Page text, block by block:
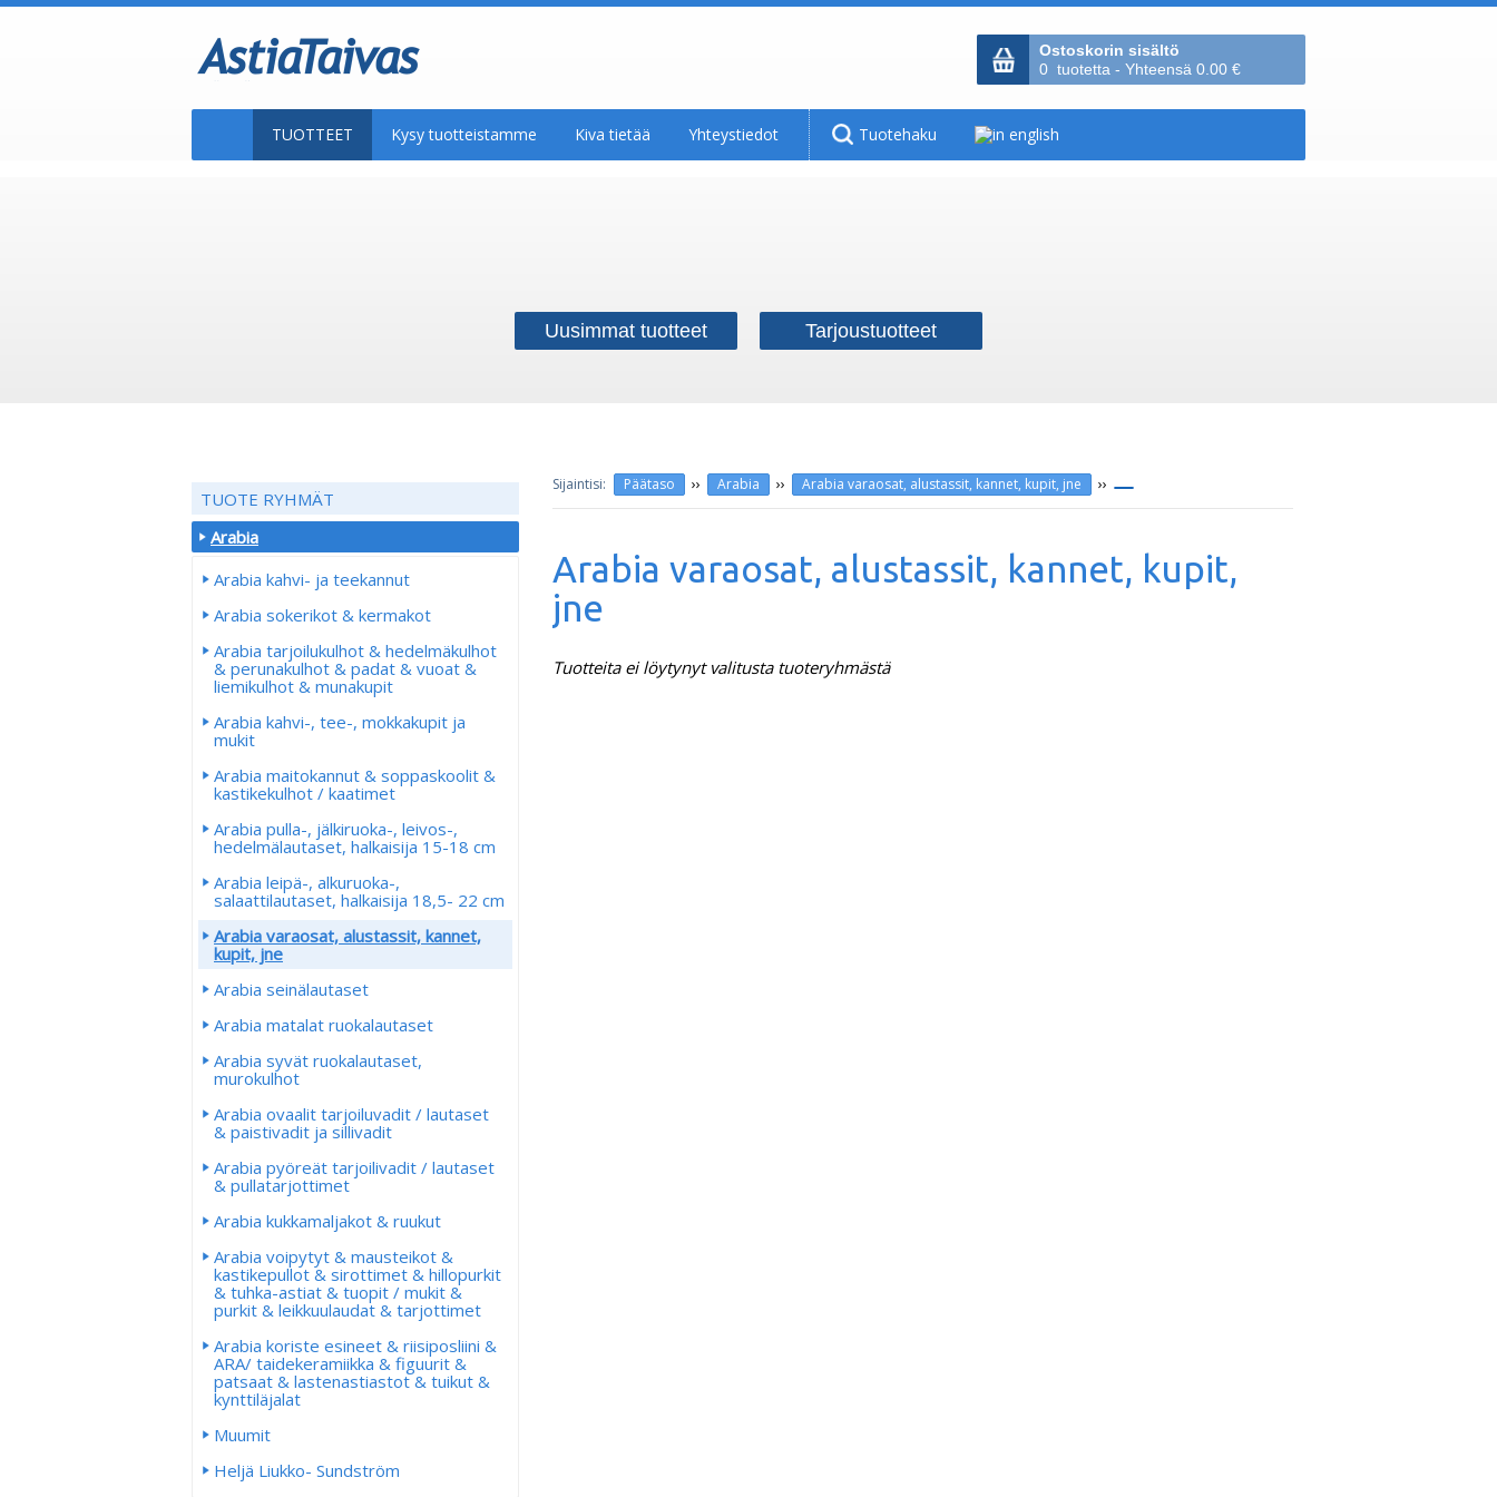
Ostoskorin sisältö
0 tuotetta - Yhteensä 0.00 €
TUOTTEET Kysy tuotteistamme Kiva tietää Yhteystiedot Tuotehaku
Uusimmat tuotteet Tarjoustuotteet
Päätaso ›› Arabia ›› Arabia varaosat, alustassit, kannet, kupit, jne ››
Arabia varaosat, alustassit, kannet, kupit,
jne
Tuotteita ei löytynyt valitusta tuoteryhmästä
TUOTE RYHMÄT
Arabia
Arabia kahvi- ja teekannut
Arabia sokerikot & kermakot
Arabia tarjoilukulhot & hedelmäkulhot
& perunakulhot & padat & vuoat &
liemikulhot & munakupit
Arabia kahvi-, tee-, mokkakupit ja
mukit
Arabia maitokannut & soppaskoolit &
kastikekulhot / kaatimet
Arabia pulla-, jälkiruoka-, leivos-,
hedelmälautaset, halkaisija 15-18 cm
Arabia leipä-, alkuruoka-,
salaattilautaset, halkaisija 18,5- 22 cm
Arabia varaosat, alustassit, kannet,
kupit, jne
Arabia seinälautaset
Arabia matalat ruokalautaset
Arabia syvät ruokalautaset,
murokulhot
Arabia ovaalit tarjoiluvadit / lautaset
& paistivadit ja sillivadit
Arabia pyöreät tarjoilivadit / lautaset
& pullatarjottimet
Arabia kukkamaljakot & ruukut
Arabia voipytyt & mausteikot &
kastikepullot & sirottimet & hillopurkit
& tuhka-astiat & tuopit / mukit &
purkit & leikkuulaudat & tarjottimet
Arabia koriste esineet & riisiposliini &
ARA/ taidekeramiikka & figuurit &
patsaat & lastenastiastot & tuikut &
kynttiläjalat
Muumit
Heljä Liukko- Sundström